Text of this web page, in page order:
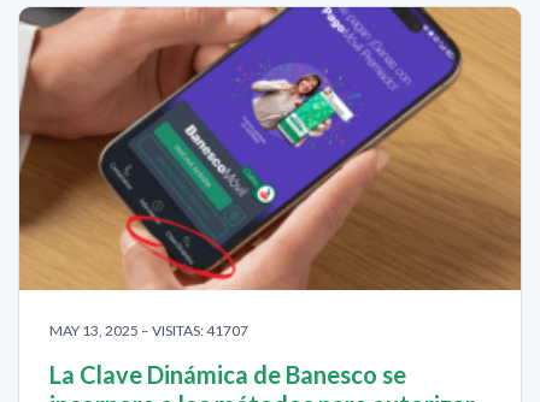
MAY 13, 2025 – VISITAS: 41707
La Clave Dinámica de Banesco se